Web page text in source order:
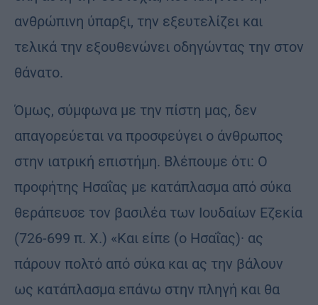
ανθρώπινη ύπαρξι, την εξευτελίζει και
τελικά την εξουθενώνει οδηγώντας την στον
θάνατο.
Όμως, σύμφωνα με την πίστη μας, δεν
απαγορεύεται να προσφεύγει ο άνθρωπος
στην ιατρική επιστήμη. Βλέπουμε ότι: Ο
προφήτης Ησαΐας με κατάπλασμα από σύκα
θεράπευσε τον βασιλέα των Ιουδαίων Εζεκία
(726-699 π. Χ.) «Και είπε (ο Ησαΐας)· ας
πάρουν πολτό από σύκα και ας την βάλουν
ως κατάπλασμα επάνω στην πληγή και θα